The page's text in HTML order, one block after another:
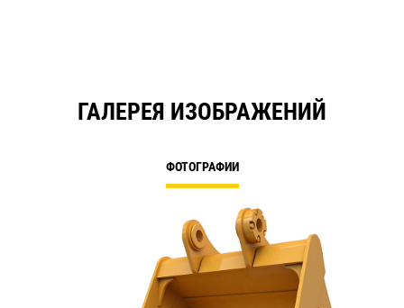
ГАЛЕРЕЯ ИЗОБРАЖЕНИЙ
ФОТОГРАФИИ